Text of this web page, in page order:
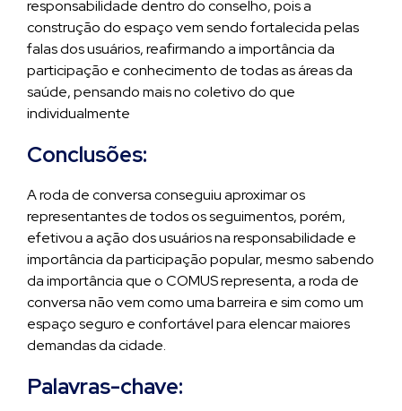
responsabilidade dentro do conselho, pois a
construção do espaço vem sendo fortalecida pelas
falas dos usuários, reafirmando a importância da
participação e conhecimento de todas as áreas da
saúde, pensando mais no coletivo do que
individualmente
Conclusões:
A roda de conversa conseguiu aproximar os
representantes de todos os seguimentos, porém,
efetivou a ação dos usuários na responsabilidade e
importância da participação popular, mesmo sabendo
da importância que o COMUS representa, a roda de
conversa não vem como uma barreira e sim como um
espaço seguro e confortável para elencar maiores
demandas da cidade.
Palavras-chave: